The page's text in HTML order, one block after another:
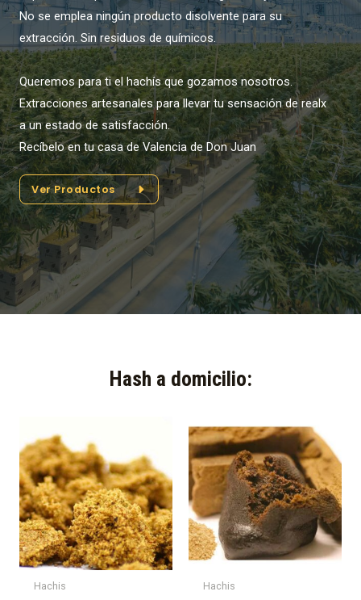
No se emplea ningún producto disolvente para su
extracción. Sin residuos de químicos.
Queremos para ti el hachís que gozamos nosotros.
Extracciones artesanales para llevar tu sensación de realx
a un estado de satisfacción.
Recíbelo en tu casa de Valencia de Don Juan
Ver Productos
Hash a domicilio:​
Hachis Hachis